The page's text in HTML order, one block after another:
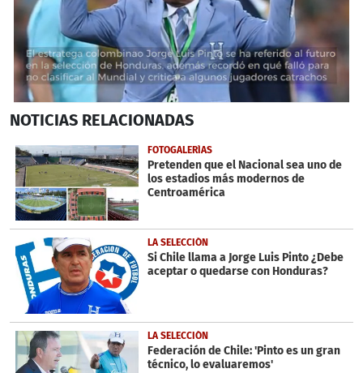
seconds
34
seconds
NOTICIAS RELACIONADAS
FOTOGALERÍAS
Pretenden que el Nacional sea uno de
los estadios más modernos de
Centroamérica
LA SELECCIÓN
Si Chile llama a Jorge Luis Pinto ¿Debe
aceptar o quedarse con Honduras?
LA SELECCIÓN
Federación de Chile: 'Pinto es un gran
técnico, lo evaluaremos'